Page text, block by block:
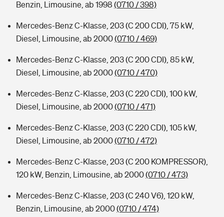
Benzin, Limousine, ab 1998 (0710 / 398)
Mercedes-Benz C-Klasse, 203 (C 200 CDI), 75 kW,
Diesel, Limousine, ab 2000(0710 / 469)
Mercedes-Benz C-Klasse, 203 (C 200 CDI), 85 kW,
Diesel, Limousine, ab 2000(0710 / 470)
Mercedes-Benz C-Klasse, 203 (C 220 CDI), 100 kW,
Diesel, Limousine, ab 2000(0710 / 471)
Mercedes-Benz C-Klasse, 203 (C 220 CDI), 105 kW,
Diesel, Limousine, ab 2000(0710 / 472)
Mercedes-Benz C-Klasse, 203 (C 200 KOMPRESSOR),
120 kW, Benzin, Limousine, ab 2000(0710 / 473)
Mercedes-Benz C-Klasse, 203 (C 240 V6), 120 kW,
Benzin, Limousine, ab 2000(0710 / 474)